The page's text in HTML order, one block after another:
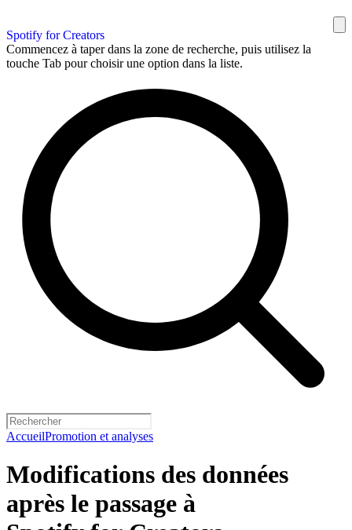
Spotify for Creators
Commencez à taper dans la zone de recherche, puis utilisez la
touche Tab pour choisir une option dans la liste.
AccueilPromotion et analyses
Modifications des données
après le passage à